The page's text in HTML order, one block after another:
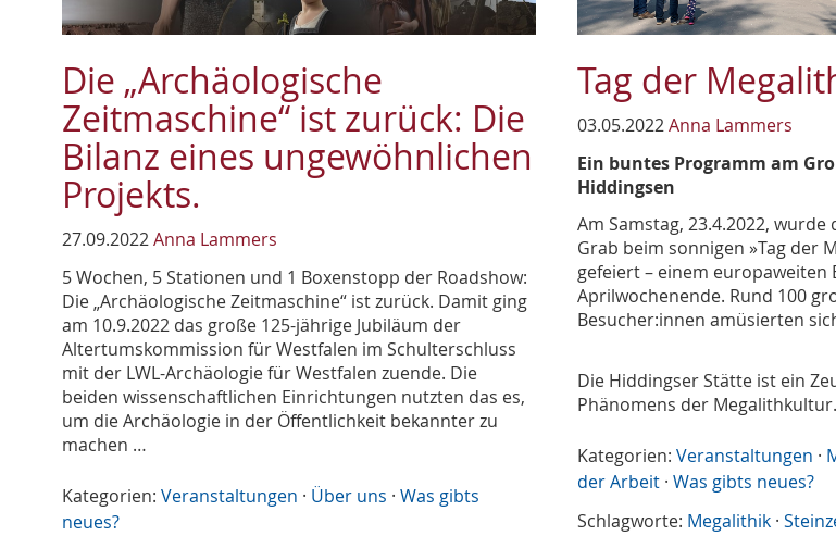
Die „Archäologische
Zeitmaschine“ ist zurück: Die
Bilanz eines ungewöhnlichen
Projekts.
27.09.2022Anna Lammers
5 Wochen, 5 Stationen und 1 Boxenstopp der Roadshow:
Die „Archäologische Zeitmaschine“ ist zurück. Damit ging
am 10.9.2022 das große 125-jährige Jubiläum der
Altertumskommission für Westfalen im Schulterschluss
mit der LWL-Archäologie für Westfalen zuende. Die
beiden wissenschaftlichen Einrichtungen nutzten das es,
um die Archäologie in der Öffentlichkeit bekannter zu
machen …
Kategorien: Veranstaltungen · Über uns · Was gibts
neues?
Tag der
03.05.2022Anna Lammers
Ein buntes Programm am
Hiddingsen
Am Samstag, 23.4.2022,
Grab beim sonnigen »Tag der
gefeiert – einem europaweiten
Aprilwochenende. Rund 100
Besucher:innen amüsierten
Die Hiddingser Stätte ist ein
Phänomens der
Kategorien: Veranstaltungen ·
der Arbeit ·Was gibts neues?
Schlagworte: Megalithik ·